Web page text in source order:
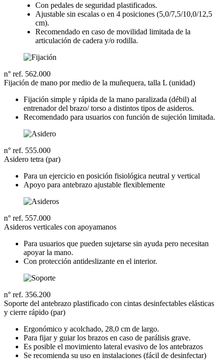
Con pedales de seguridad plastificados.
Ajustable sin escalas o en 4 posiciones (5,0/7,5/10,0/12,5
cm).
Recomendado en caso de movilidad limitada de la
articulación de cadera y/o rodilla.
n° ref. 562.000
Fijación de mano por medio de la muñequera, talla L (unidad)
Fijación simple y rápida de la mano paralizada (débil) al
entrenador del brazo/ torso a distintos tipos de asideros.
Recomendado para usuarios con función de sujeción limitada.
n° ref. 555.000
Asidero tetra (par)
Para un ejercicio en posición fisiológica neutral y vertical
Apoyo para antebrazo ajustable flexiblemente
n° ref. 557.000
Asideros verticales con apoyamanos
Para usuarios que pueden sujetarse sin ayuda pero necesitan
apoyar la mano.
Con protección antideslizante en el interior.
n° ref. 356.200
Soporte del antebrazo plastificado con cintas desinfectables elásticas
y cierre rápido (par)
Ergonómico y acolchado, 28,0 cm de largo.
Para fijar y guiar los brazos en caso de parálisis grave.
Es posible el movimiento lateral evasivo de los antebrazos
Se recomienda su uso en instalaciones (fácil de desinfectar)